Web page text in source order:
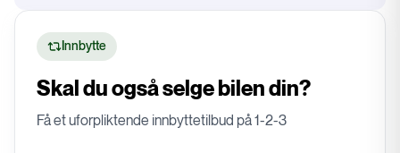
Innbytte
Skal du også selge bilen din?
Få et uforpliktende innbyttetilbud på 1-2-3